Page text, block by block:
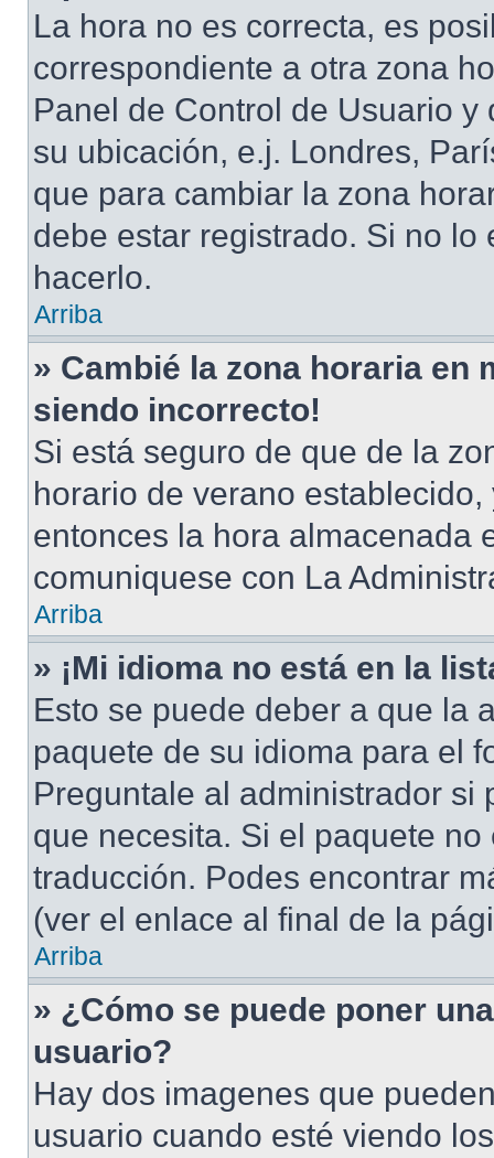
La hora no es correcta, es
correspondiente a otra zona
Panel de Control de Usuario
su ubicación, e.j. Londres,
que para cambiar la zona
debe estar registrado. Si no
hacerlo.
Arriba
» Cambié la zona horaria en
siendo incorrecto!
Si está seguro de que de la
horario de verano
entonces la hora almacenada
comuniquese con La
Arriba
» ¡Mi idioma no está en la
Esto se puede deber a que la
paquete de su idioma para el
Preguntale al administrador si
que necesita. Si el paquete
traducción. Podes encontrar
(ver el enlace al final de la
Arriba
» ¿Cómo se puede poner
usuario?
Hay dos imagenes que
usuario cuando esté viendo